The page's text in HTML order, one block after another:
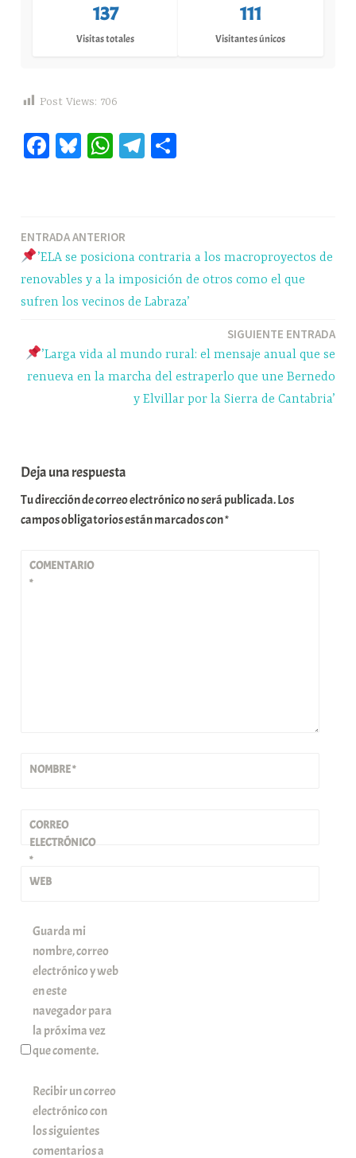
137
Visitas totales
111
Visitantes únicos
Post Views: 706
Fa Bl W
pp
Te
m rti
r
Navegación
de
entradas
ENTRADA ANTERIOR
’ELA se posiciona contraria a los macroproyectos de
renovables y a la imposición de otros como el que
sufren los vecinos de Labraza’
SIGUIENTE ENTRADA
’Larga vida al mundo rural: el mensaje anual que se
renueva en la marcha del estraperlo que une Bernedo
y Elvillar por la Sierra de Cantabria’
Deja una respuesta
Tu dirección de correo electrónico no será publicada.Los
campos obligatorios están marcados con*
COMENTARIO
*
NOMBRE*
CORREO
ELECTRÓNICO
*
WEB
Guarda mi
nombre, correo
electrónico y web
en este
navegador para
la próxima vez
que comente.
Recibir un correo
electrónico con
los siguientes
comentarios a